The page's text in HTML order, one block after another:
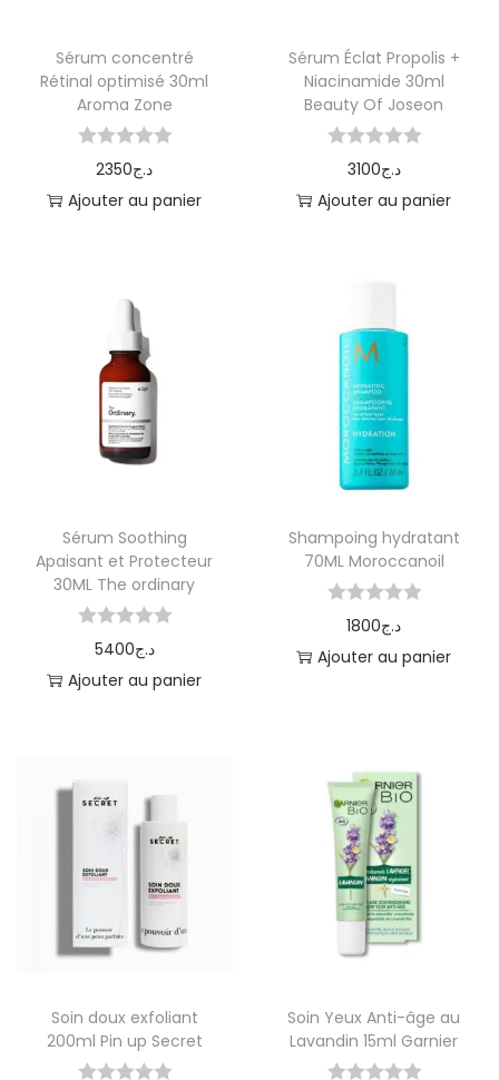
Sérum concentré
Rétinal optimisé 30ml
Aroma Zone
2350د.ج
Ajouter au panier
Sérum Éclat Propolis +
Niacinamide 30ml
Beauty Of Joseon
3100د.ج
Ajouter au panier
Sérum Soothing
Apaisant et Protecteur
30ML The ordinary
5400د.ج
Ajouter au panier
Shampoing hydratant
70ML Moroccanoil
1800د.ج
Ajouter au panier
Soin doux exfoliant
200ml Pin up Secret
Soin Yeux Anti-âge au
Lavandin 15ml Garnier